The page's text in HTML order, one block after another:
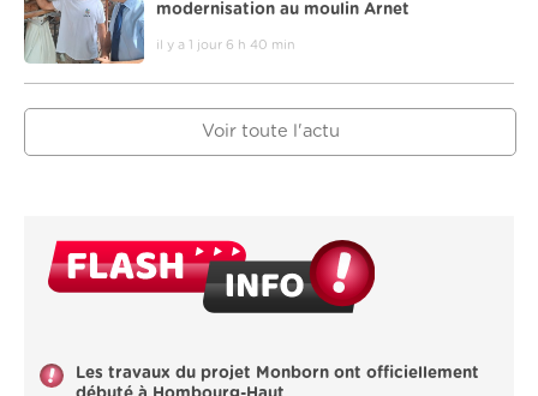
modernisation au moulin Arnet
il y a 1 jour 6 h 40 min
Voir toute l'actu
Les travaux du projet Monborn ont officiellement